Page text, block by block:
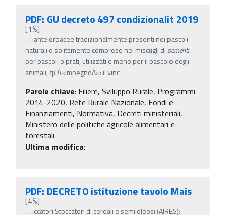
PDF: GU decreto 497 condizionalit 2019
[1%]
… iante erbacee tradizionalmente presenti nei pascoli
naturali o solitamente comprese nei miscugli di sementi
per pascoli o prati, utilizzati o meno per il pascolo degli
animali; q) Â«impegnoÂ»: il vinc…
Parole chiave: Filiere, Sviluppo Rurale, Programmi
2014-2020, Rete Rurale Nazionale, Fondi e
Finanziamenti, Normativa, Decreti ministeriali,
Ministero delle politiche agricole alimentari e
forestali
Ultima modifica:
PDF: DECRETO istituzione tavolo Mais
[4%]
… iccatori Stoccatori di cereali e semi oleosi (AIRES):